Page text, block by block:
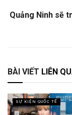
Quảng Ninh sẽ
BÀI VIẾT LIÊN
SỰ KIỆN QUỐC TẾ